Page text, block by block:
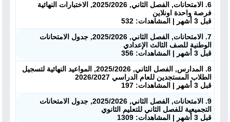
6. الامتحانات, الفصل الثاني, 2025/2026, الاختبارات النهائية
فرصة واحدة اونلاين
قبل 3 أشهر | المشاهدات: 532
7. الامتحانات, الفصل الثاني, 2025/2026, جدول الامتحانات
الوطنية للصف الثالث الإعدادي
قبل 3 أشهر | المشاهدات: 356
8. المدارس, الفصل الثاني, 2025/2026, المواعيد النهائية لتسجيل
الطلاب المستجدين للعام الدراسي 2026/2027
قبل 3 أشهر | المشاهدات: 197
9. الامتحانات, الفصل الثاني, 2025/2026, جدول الامتحانات
التجميعية للفصل الثاني للتعليم الثانوي
قبل 3 أشهر | المشاهدات: 1309